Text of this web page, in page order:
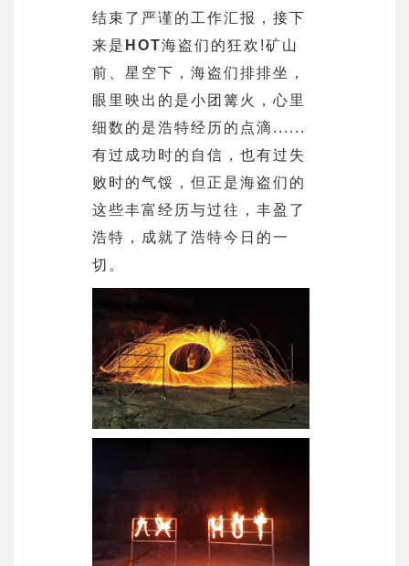
结束了严谨的工作汇报，接下
来是 HOT海盗们的狂欢!矿山
前、星空下，海盗们排排坐，
眼里映出的是小团篝火，心里
细数的是浩特经历的点滴......
有过成功时的自信，也有过失
败时的气馁，但正是海盗们的
这些丰富经历与过往，丰盈了
浩特，成就了浩特今日的一
切。